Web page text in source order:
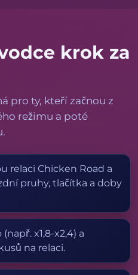
krok za
pro ty, kteří začnou z
režimu a poté
relaci Chicken Road a
pruhy, tlačítka a doby
x1,8-x2,4) a
na relaci.